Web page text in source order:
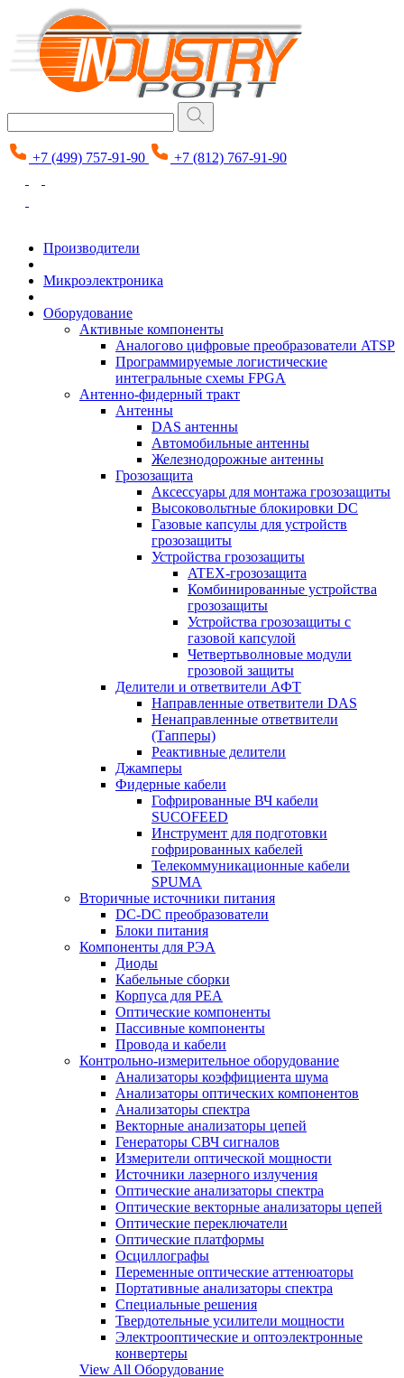
+7 (499) 757-91-90 +7 (812) 767-91-90
Производители
Микроэлектроника
Оборудование
Активные компоненты
Аналогово цифровые преобразователи ATSP
Программируемые логистические
интегральные схемы FPGA
Антенно-фидерный тракт
Антенны
DAS антенны
Автомобильные антенны
Железнодорожные антенны
Грозозащита
Аксессуары для монтажа грозозащиты
Высоковольтные блокировки DC
Газовые капсулы для устройств
грозозащиты
Устройства грозозащиты
ATEX-грозозащита
Комбинированные устройства
грозозащиты
Устройства грозозащиты с
газовой капсулой
Четвертьволновые модули
грозовой защиты
Делители и ответвители АФТ
Направленные ответвители DAS
Ненаправленные ответвители
(Тапперы)
Реактивные делители
Джамперы
Фидерные кабели
Гофрированные ВЧ кабели
SUCOFEED
Инструмент для подготовки
гофрированных кабелей
Телекоммуникационные кабели
SPUMA
Вторичные источники питания
DC-DC преобразователи
Блоки питания
Компоненты для РЭА
Диоды
Кабельные сборки
Корпуса для РЕА
Оптические компоненты
Пассивные компоненты
Провода и кабели
Контрольно-измерительное оборудование
Анализаторы коэффициента шума
Анализаторы оптических компонентов
Анализаторы спектра
Векторные анализаторы цепей
Генераторы СВЧ сигналов
Измерители оптической мощности
Источники лазерного излучения
Оптические анализаторы спектра
Оптические векторные анализаторы цепей
Оптические переключатели
Оптические платформы
Осциллографы
Переменные оптические аттенюаторы
Портативные анализаторы спектра
Специальные решения
Твердотельные усилители мощности
Электрооптические и оптоэлектронные
конвертеры
View All Оборудование